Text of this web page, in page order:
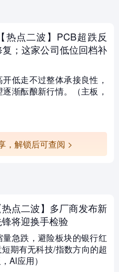
热点二波】PCB超跌反
；这家公司低位回档补
低走不过整体承接良性，
渐酝酿新行情。（主板，
，解锁后可查阅 >
点二波】多厂商发布新
将迎换手检验
量急跌，避险板块的银行红
期有无科技/指数方向的超
AI应用）